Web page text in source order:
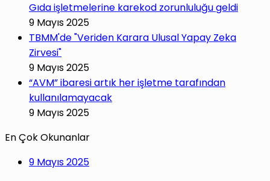
Gıda işletmelerine karekod zorunluluğu geldi
9 Mayıs 2025
TBMM'de "Veriden Karara Ulusal Yapay Zeka
Zirvesi"
9 Mayıs 2025
“AVM” ibaresi artık her işletme tarafından
kullanılamayacak
9 Mayıs 2025
En Çok Okunanlar
9 Mayıs 2025